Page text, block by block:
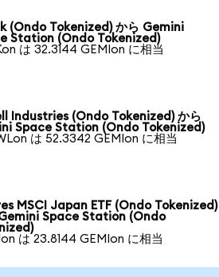
(Ondo Tokenized) から Gemini
Station (Ondo Tokenized)
は 32.3144 GEMIon に相当
Industries (Ondo Tokenized) から
Space Station (Ondo Tokenized)
は 52.3342 GEMIon に相当
MSCI Japan ETF (Ondo Tokenized)
Space Station (Ondo
は 23.8144 GEMIon に相当